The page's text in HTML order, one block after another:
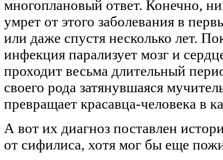
многоплановый ответ. Конечно,
умрет от этого заболевания в
или даже спустя несколько лет.
инфекция парализует мозг и
проходит весьма длительный
своего рода затянувшаяся
превращает красавца-человека в
А вот их диагноз поставлен
от сифилиса, хотя мог бы еще